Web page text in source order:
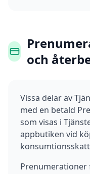
och
Vissa delar av
med en betald
som visas i
appbutiken vid